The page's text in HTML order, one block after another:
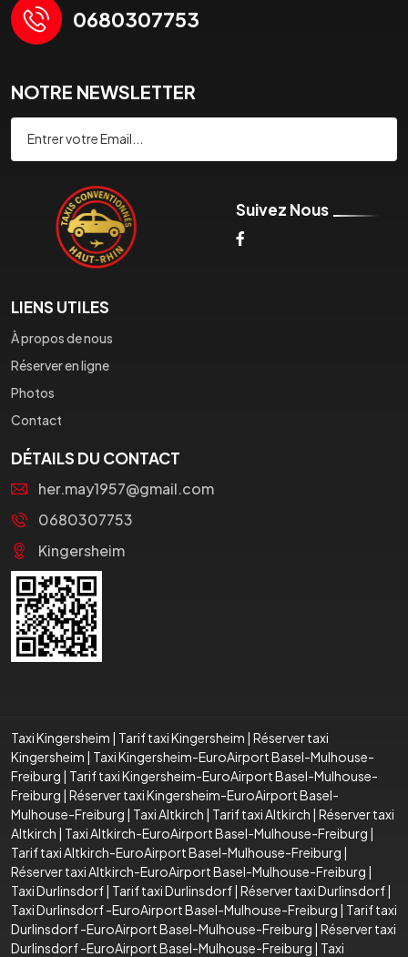
0680307753
NOTRE NEWSLETTER
Suivez Nous
LIENS UTILES
À propos de nous
Réserver en ligne
Photos
Contact
DÉTAILS DU CONTACT
her.may1957@gmail.com
0680307753
Kingersheim
Taxi Kingersheim | Tarif taxi Kingersheim | Réserver taxi
Kingersheim | Taxi Kingersheim-EuroAirport Basel-Mulhouse-
Freiburg | Tarif taxi Kingersheim-EuroAirport Basel-Mulhouse-
Freiburg | Réserver taxi Kingersheim-EuroAirport Basel-
Mulhouse-Freiburg | Taxi Altkirch | Tarif taxi Altkirch | Réserver taxi
Altkirch | Taxi Altkirch-EuroAirport Basel-Mulhouse-Freiburg |
Tarif taxi Altkirch-EuroAirport Basel-Mulhouse-Freiburg |
Réserver taxi Altkirch-EuroAirport Basel-Mulhouse-Freiburg |
Taxi Durlinsdorf| Tarif taxi Durlinsdorf| Réserver taxi Durlinsdorf|
Taxi Durlinsdorf -EuroAirport Basel-Mulhouse-Freiburg | Tarif taxi
Durlinsdorf -EuroAirport Basel-Mulhouse-Freiburg | Réserver taxi
Durlinsdorf -EuroAirport Basel-Mulhouse-Freiburg | Taxi